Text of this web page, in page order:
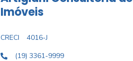
Imóveis
CRECI
4016-J
(19) 3361-9999